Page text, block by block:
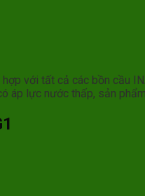
với tất cả các bồn cầu
áp lực nước thấp, sản